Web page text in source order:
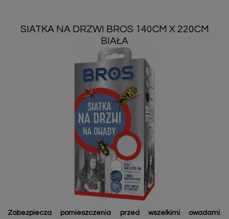
SIATKA NA DRZWI BROS 140CM X 220CM
BIAŁA
Zabezpiecza pomieszczenia przed wszelkimi owadami.